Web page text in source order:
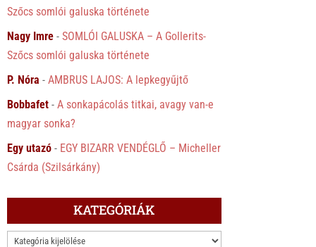
Szőcs somlói galuska története
Nagy Imre -SOMLÓI GALUSKA – A Gollerits-
Szőcs somlói galuska története
P. Nóra -AMBRUS LAJOS: A lepkegyűjtő
Bobbafet -A sonkapácolás titkai, avagy van-e
magyar sonka?
Egy utazó - EGY BIZARR VENDÉGLŐ – Micheller
Csárda (Szilsárkány)
KATEGÓRIÁK
KATEGÓRIÁK